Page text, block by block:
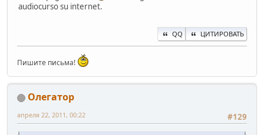
audiocurso su internet.
QQ ЦИТИРОВАТЬ
Пишите письма!
Олегатор
#129
апреля 22, 2011, 00:22